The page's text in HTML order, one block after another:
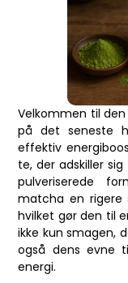
Velkommen til
på det seneste
effektiv
te, der adskiller
pulveriserede
matcha en rigere
hvilket gør den til
ikke kun smagen,
også dens evne
energi.